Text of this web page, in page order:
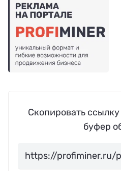
Скопировать
буфер